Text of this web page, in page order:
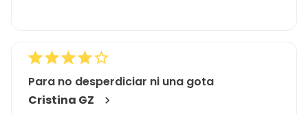
Para no desperdiciar ni una gota
Cristina GZ